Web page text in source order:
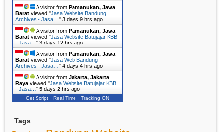
A visitor from Pamanukan, Jawa
Barat viewed "Jasa Website Bandung
Archives - Jasa… " 3 days 9 hrs ago
A visitor from Pamanukan, Jawa
Barat viewed "Jasa Website Batujajar KBB
- Jasa… " 3 days 12 hrs ago
A visitor from Pamanukan, Jawa
Barat viewed "Jasa Web Bandung
Archives - Jasa… " 4 days 4 hrs ago
A visitor from Jakarta, Jakarta
Raya viewed "Jasa Website Batujajar KBB
- Jasa… " 5 days 2 hrs ago
Get Script Real Time Tracking ON
Tags